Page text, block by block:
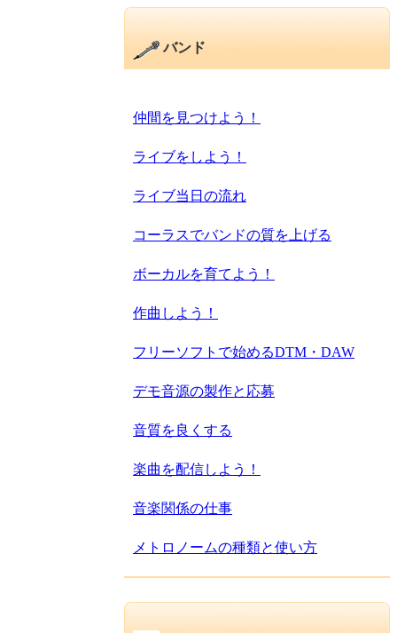
バンド
仲間を見つけよう！
ライブをしよう！
ライブ当日の流れ
コーラスでバンドの質を上げる
ボーカルを育てよう！
作曲しよう！
フリーソフトで始めるDTM・DAW
デモ音源の製作と応募
音質を良くする
楽曲を配信しよう！
音楽関係の仕事
メトロノームの種類と使い方